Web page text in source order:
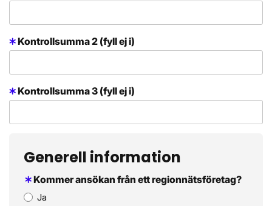
Kontrollsumma 2 (fyll ej i)
Kontrollsumma 3 (fyll ej i)
Generell information
Kommer ansökan från ett regionnätsföretag?
Ja